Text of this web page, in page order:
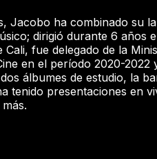
Jacobo ha combinado su
dirigió durante 6 años
Cali, fue delegado de la
en el período 2020-
álbumes de estudio, la
tenido presentaciones en